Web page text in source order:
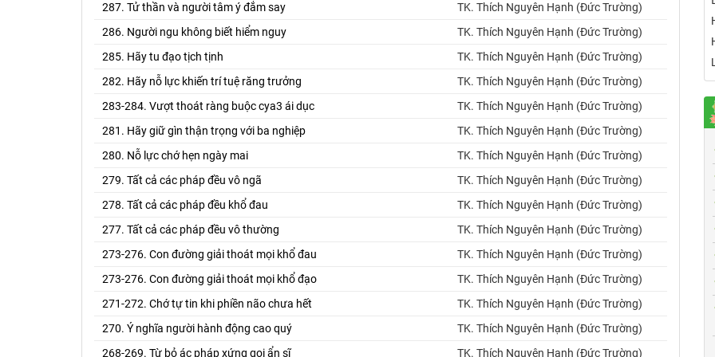
287. Tử thần và người tâm ý đắm say
TK. Thích Nguyên Hạnh (Đức Trường)
286. Người ngu không biết hiểm nguy
TK. Thích Nguyên Hạnh (Đức Trường)
285. Hãy tu đạo tịch tịnh
TK. Thích Nguyên Hạnh (Đức Trường)
282. Hãy nỗ lực khiến trí tuệ răng trưởng
TK. Thích Nguyên Hạnh (Đức Trường)
283-284. Vượt thoát ràng buộc cya3 ái dục
TK. Thích Nguyên Hạnh (Đức Trường)
281. Hãy giữ gìn thận trọng với ba nghiệp
TK. Thích Nguyên Hạnh (Đức Trường)
280. Nỗ lực chớ hẹn ngày mai
TK. Thích Nguyên Hạnh (Đức Trường)
279. Tất cả các pháp đều vô ngã
TK. Thích Nguyên Hạnh (Đức Trường)
278. Tất cả các pháp đều khổ đau
TK. Thích Nguyên Hạnh (Đức Trường)
277. Tất cả các pháp đều vô thường
TK. Thích Nguyên Hạnh (Đức Trường)
273-276. Con đường giải thoát mọi khổ đau
TK. Thích Nguyên Hạnh (Đức Trường)
273-276. Con đường giải thoát mọi khổ đạo
TK. Thích Nguyên Hạnh (Đức Trường)
271-272. Chớ tự tin khi phiền não chưa hết
TK. Thích Nguyên Hạnh (Đức Trường)
270. Ý nghĩa người hành động cao quý
TK. Thích Nguyên Hạnh (Đức Trường)
268-269. Từ bỏ ác pháp xứng gọi ẩn sĩ
TK. Thích Nguyên Hạnh (Đức Trường)